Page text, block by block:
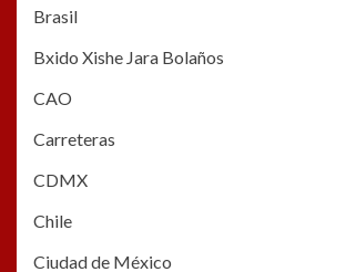
Brasil
Bxido Xishe Jara Bolaños
CAO
Carreteras
CDMX
Chile
Ciudad de México